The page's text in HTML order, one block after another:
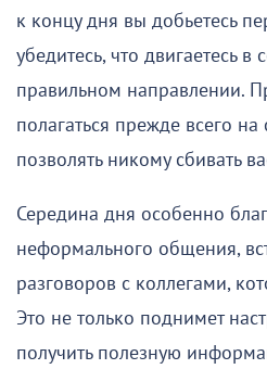
к концу дня вы добьетесь
убедитесь, что двигаетесь в
правильном направлении.
полагаться прежде всего
позволять никому сбивать
Середина дня особенно
неформального общения,
разговоров с коллегами,
Это не только поднимет
получить полезную